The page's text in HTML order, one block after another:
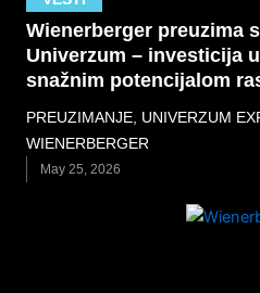
Wienerberger preuzima
Univerzum – investicija
snažnim potencijalom
PREUZIMANJE UNIVERZUM
WIENERBERGER
May 25, 2026